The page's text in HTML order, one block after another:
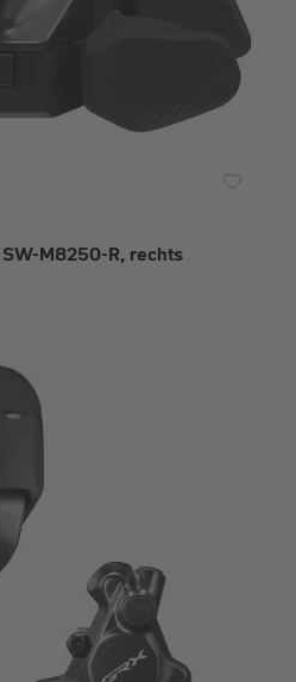
SW-M8250-R, rechts